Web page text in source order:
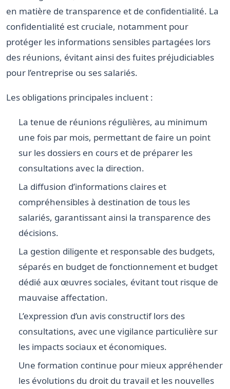
en matière de transparence et de confidentialité. La
confidentialité est cruciale, notamment pour
protéger les informations sensibles partagées lors
des réunions, évitant ainsi des fuites préjudiciables
pour l’entreprise ou ses salariés.
Les obligations principales incluent :
La tenue de réunions régulières, au minimum
une fois par mois, permettant de faire un point
sur les dossiers en cours et de préparer les
consultations avec la direction.
La diffusion d’informations claires et
compréhensibles à destination de tous les
salariés, garantissant ainsi la transparence des
décisions.
La gestion diligente et responsable des budgets,
séparés en budget de fonctionnement et budget
dédié aux œuvres sociales, évitant tout risque de
mauvaise affectation.
L’expression d’un avis constructif lors des
consultations, avec une vigilance particulière sur
les impacts sociaux et économiques.
Une formation continue pour mieux appréhender
les évolutions du droit du travail et les nouvelles